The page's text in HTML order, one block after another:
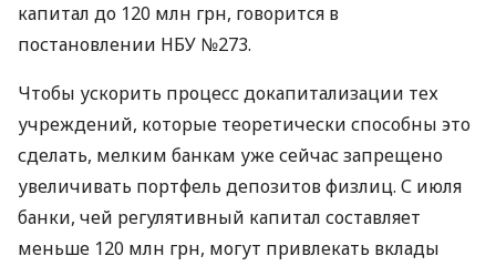
капитал до 120 млн грн, говорится в
постановлении НБУ №273.
Чтобы ускорить процесс докапитализации тех
учреждений, которые теоретически способны это
сделать, мелким банкам уже сейчас запрещено
увеличивать портфель депозитов физлиц. С июля
банки, чей регулятивный капитал составляет
меньше 120 млн грн, могут привлекать вклады